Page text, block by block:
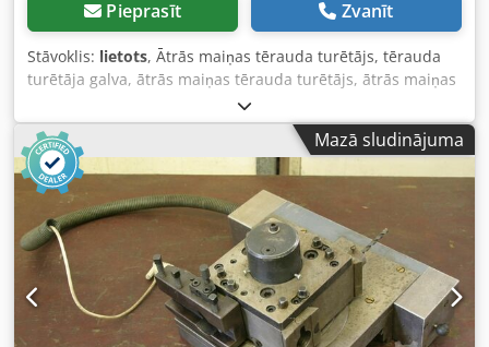
Pieprasīt Zvanīt
Stāvoklis: lietots, Ātrās maiņas tērauda turētājs, tērauda
turētāja galva, ātrās maiņas tērauda turētājs, ātrās maiņas
urbšanas tērauda turētājs, ātrās maiņas urbšanas stieņa
turētājs, ātrās maiņas virpošanas tērauda turētājs - Ātrās
maiņas urbšanas stieņa turētājs: DB 2004 - Stiprinājuma
izmēri: skatīt fotoattēlus Dedpfegrlptjx Af Aeck -
Saspringuma diametrs: 55 mm - Saspringuma garums: 220
mm - Izmēri: 220/140/H130 mm - Svars: 9,2 kg
Mazā sludinājuma